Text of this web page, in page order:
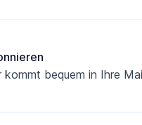
kommt bequem in Ihre